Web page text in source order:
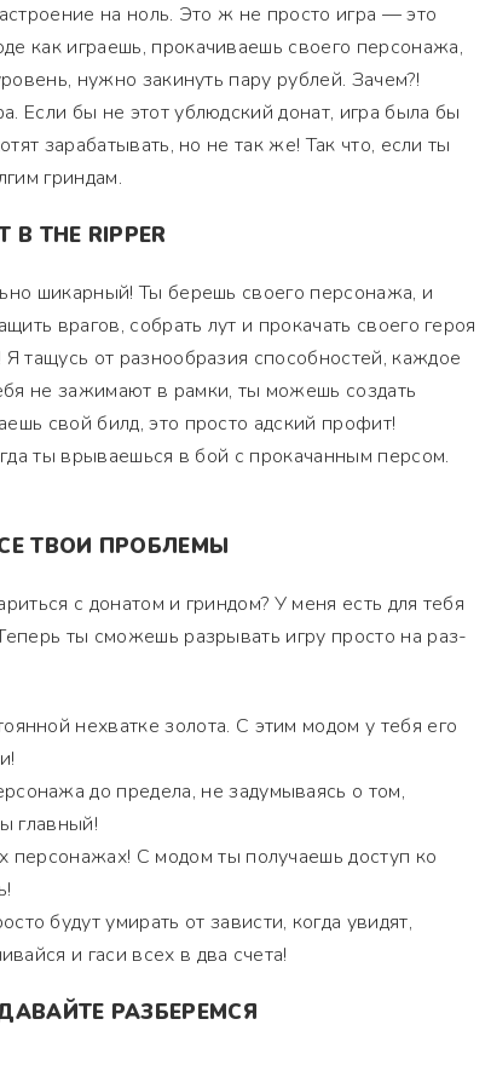
на ноль. Это ж не просто игра — это
как играешь, прокачиваешь своего персонажа,
нужно закинуть пару рублей. Зачем?!
Если бы не этот ублюдский донат, игра была бы
зарабатывать, но не так же! Так что, если ты
гриндам.
THE RIPPER
шикарный! Ты берешь своего персонажа, и
врагов, собрать лут и прокачать своего героя
от разнообразия способностей, каждое
не зажимают в рамки, ты можешь создать
свой билд, это просто адский профит!
ты врываешься в бой с прокачанным персом.
ТВОИ ПРОБЛЕМЫ
с донатом и гриндом? У меня есть для тебя
ты сможешь разрывать игру просто на раз-
нехватке золота. С этим модом у тебя его
до предела, не задумываясь о том,
главный!
персонажах! С модом ты получаешь доступ ко
будут умирать от зависти, когда увидят,
и гаси всех в два счета!
РАЗБЕРЕМСЯ